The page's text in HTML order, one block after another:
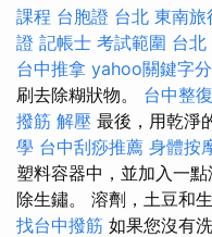
課程 台胞證 台北 東南旅
證 記帳士 考試範圍 台北
台中推拿 yahoo關鍵字
刷去除糊狀物。 台中整
撥筋 解壓 最後，用乾淨
學 台中刮痧推薦 身體按
塑料容器中，並加入一
除生鏽。 溶劑，土豆和
找台中撥筋 如果您沒有